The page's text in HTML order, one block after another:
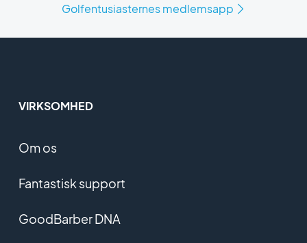
Golfentusiasternes medlemsapp
VIRKSOMHED
Om os
Fantastisk support
GoodBarber DNA